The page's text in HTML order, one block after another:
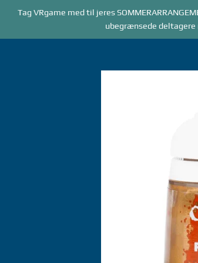
Tag VRgame med til jeres
ubegrænsede